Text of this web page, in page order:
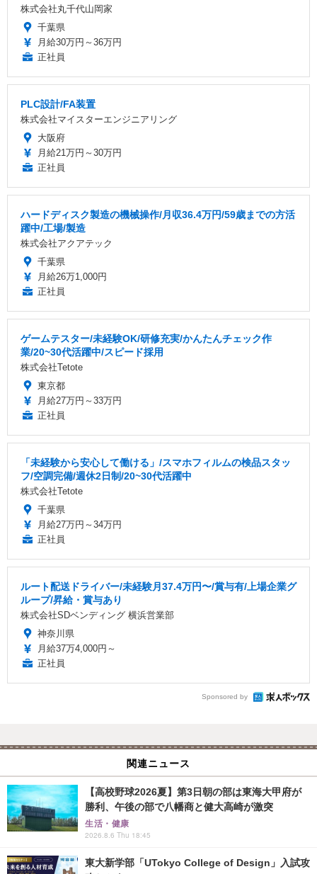
株式会社丸千代山岡家
千葉県
月給30万円～36万円
正社員
PLC設計/FA装置
株式会社マイスターエンジニアリング
大阪府
月給21万円～30万円
正社員
ハードディスク製造の機械操作/月収36.4万円/59歳までの方活
躍中/工場/製造
株式会社アクアテック
千葉県
月給26万1,000円
正社員
ゲームテスター/未経験OK/研修充実/かんたんチェック作
業/20~30代活躍中/スピード採用
株式会社Tetote
東京都
月給27万円～33万円
正社員
「未経験から安心して働ける」/スマホフィルムの検品スタッ
フ/空調完備/週休2日制/20~30代活躍中
株式会社Tetote
千葉県
月給27万円～34万円
正社員
ルート配送ドライバー/未経験月37.4万円〜/賞与有/上場企業グ
ループ/昇給・賞与あり
株式会社SDベンディング 横浜営業部
神奈川県
月給37万4,000円～
正社員
Sponsored by
関連ニュース
【高校野球2026夏】第3日朝の部は東海大甲府が
勝利、午後の部で八幡商と健大高崎が激突
生活・健康
2026.8.6 Thu 18:45
東大新学部「UTokyo College of Design」入試攻